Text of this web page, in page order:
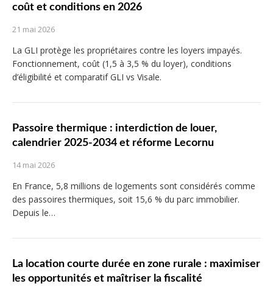
coût et conditions en 2026
21 mai 2026
La GLI protège les propriétaires contre les loyers impayés.
Fonctionnement, coût (1,5 à 3,5 % du loyer), conditions
d’éligibilité et comparatif GLI vs Visale.
Passoire thermique : interdiction de louer,
calendrier 2025-2034 et réforme Lecornu
14 mai 2026
En France, 5,8 millions de logements sont considérés comme
des passoires thermiques, soit 15,6 % du parc immobilier.
Depuis le…
La location courte durée en zone rurale : maximiser
les opportunités et maîtriser la fiscalité